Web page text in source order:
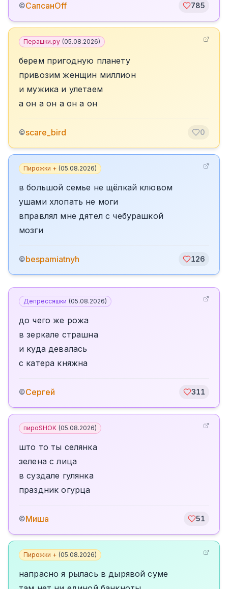
©СапсанOff 785
Перашки.ру (05.08.2026)
берем пригодную планету
привозим женщин миллион
и мужика и улетаем
а он а он а он а он
©scare_bird 0
Пирожки + (05.08.2026)
в большой семье не щёлкай клювом
ушами хлопать не моги
вправлял мне дятел с чебурашкой
мозги
©bespamiatnyh 126
Депрессяшки (05.08.2026)
до чего же рожа
в зеркале страшна
и куда девалась
с катера княжна
©Сергей 311
пироSHOK (05.08.2026)
што то ты селянка
зелена с лица
в суздале гулянка
праздник огурца
©Миша 51
Пирожки + (05.08.2026)
напрасно я рылась в дырявой суме